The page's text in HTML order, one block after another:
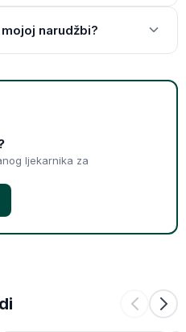
narudžbi?
ljekarnika za